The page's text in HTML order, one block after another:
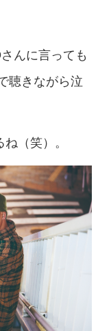
んに言っても
聴きながら泣
（笑）。